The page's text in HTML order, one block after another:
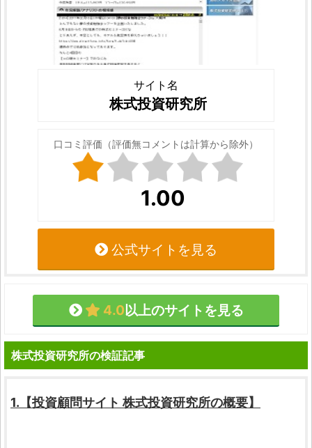
サイト名
株式投資研究所
口コミ評価（評価無コメントは計算から除外）
1.00
公式サイトを見る
4.0以上のサイトを見る
株式投資研究所の検証記事
1.【投資顧問サイト 株式投資研究所の概要】